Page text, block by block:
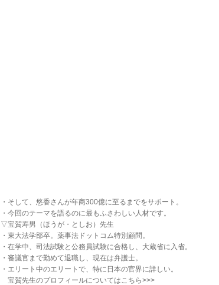
・そして、悠香さんが年商300億に至るまでをサポート。
・今回のテーマを語るのに最もふさわしい人材です。
▽宝賀寿男（ほうが・としお）先生
・東大法学部卒。薬事法ドットコム特別顧問。
・在学中、司法試験と公務員試験に合格し、大蔵省に入省。
・審議官まで勤めて退職し、現在は弁護士。
・エリート中のエリートで、特に日本の官界に詳しい。
宝賀先生のプロフィールについてはこちら>>>